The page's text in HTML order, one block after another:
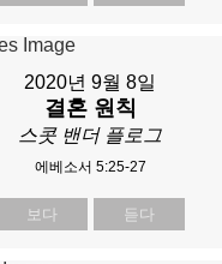
2020년 9월 8일
결혼 원칙
스콧 밴더 플로그
에베소서 5:25-27
보다 듣다